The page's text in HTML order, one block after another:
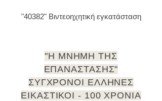
"40382" Βιντεοηχητική εγκατάσταση
"Η ΜΝΗΜΗ ΤΗΣ
ΕΠΑΝΑΣΤΑΣΗΣ"
ΣΥΓΧΡΟΝΟΙ ΕΛΛΗΝΕΣ
ΕΙΚΑΣΤΙΚΟΙ - 100 ΧΡΟΝΙΑ